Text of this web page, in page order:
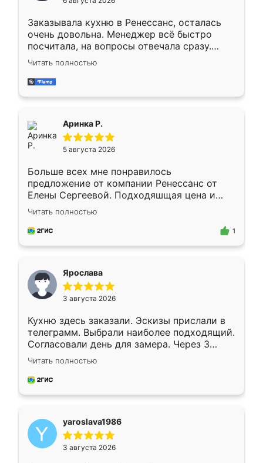
мебели буду заказывать только здесь.
Заказывала кухню в Ренессанс, осталась
очень довольна. Менеджер всё быстро
посчитала, на вопросы отвечала сразу.
Замерщик приехал в субботу, подошёл к
делу со всей ответственностью. Собрали
за день, ребята работали аккуратно, даже
Читать полностью
Аринка Р.
5 августа 2026
Больше всех мне понравилось
предложение от компании Ренессанс от
Елены Сергеевой. Подходяшщая цена и
короткие сроки изготовления. Приехавший
для замера сотрудник Владислав
предложил по моему эскизу самый
Читать полностью
1
Ярослава
3 августа 2026
Кухню здесь заказали. Эскизы прислали в
телеграмм. Выбрали наиболее подходящий.
Согласовали день для замера. Через 3
недели кухня была уже готова. Остались
довольны работой. Спасибо Ренессанс
мебель за качественную работу!
Читать полностью
yaroslava1986
3 августа 2026